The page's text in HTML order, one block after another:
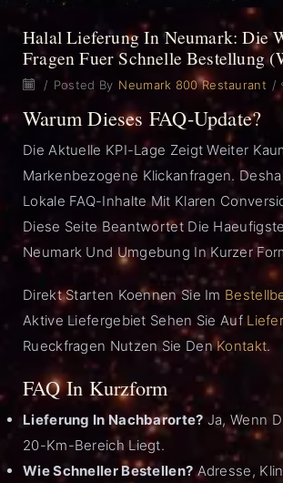
Halal Lieferung In Neumark: Die
Fragen Fuer Schnelle Bestellung
/ Posted By Neumark 800 Restaurant /
Warum Dieses FAQ-Update?
Die Aktuelle KPI-Lage Zeigt Weiter
Markenbezogene Klickanfragen.
Lokale FAQ-Inhalte Mit Klaren
Diese Seite Beantwortet Die
Neumark Und Umgebung In Kurzer
Direkt Starten Koennen Sie Im
Aktive Liefergebiet Sehen Sie Auf
Rueckfragen Nutzen Sie DenKontakt.
FAQ In Kurzform
Lieferung In Nachbarorte? Ja, Wenn
20-Km-Bereich Liegt.
Wie Schneller Bestellen?Adresse,